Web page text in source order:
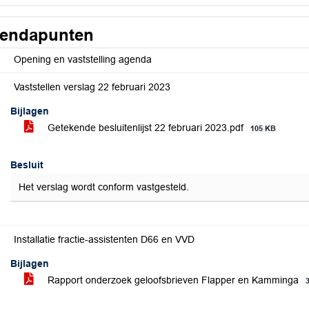
Opening en vaststelling agenda
Vaststellen verslag 22 februari 2023
Bijlagen
Getekende besluitenlijst 22 februari 2023.pdf
105 KB
Besluit
Het verslag wordt conform vastgesteld.
Installatie fractie-assistenten D66 en VVD
Bijlagen
Rapport onderzoek geloofsbrieven Flapper en Kamminga